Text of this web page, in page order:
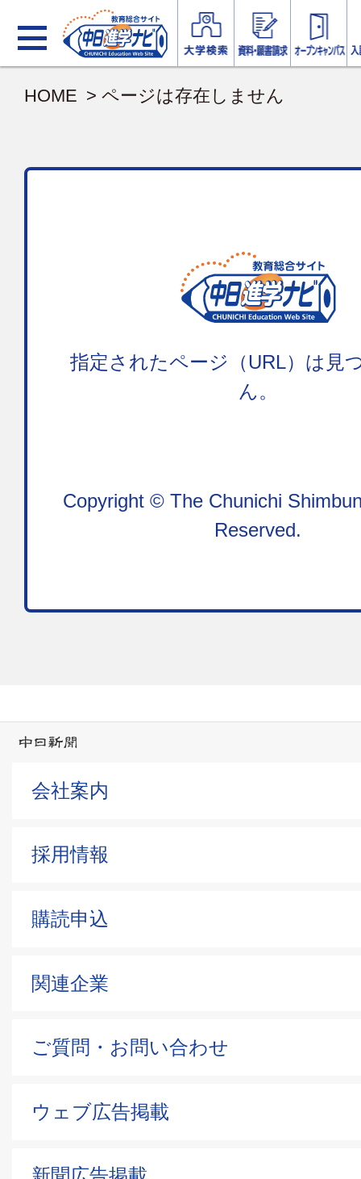
HOME > ページは存在しません
指定されたページ（URL）は見
ん。
Copyright © The Chunichi
Reserved.
会社案内
採用情報
購読申込
関連企業
ご質問・お問い合わせ
ウェブ広告掲載